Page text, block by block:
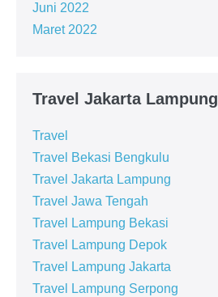
Juni 2022
Maret 2022
Travel Jakarta Lampung
Travel
Travel Bekasi Bengkulu
Travel Jakarta Lampung
Travel Jawa Tengah
Travel Lampung Bekasi
Travel Lampung Depok
Travel Lampung Jakarta
Travel Lampung Serpong